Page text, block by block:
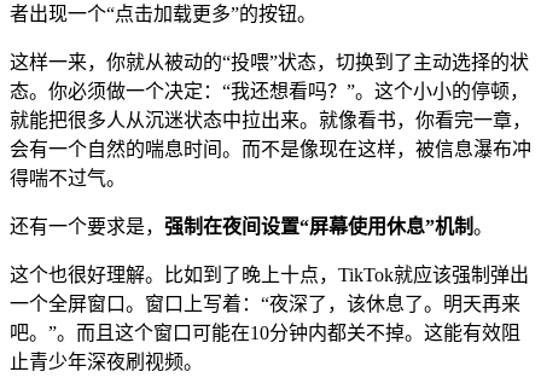
者出现一个“点击加载更多”的按钮。
这样一来，你就从被动的“投喂”状态，切换到了主动选择的状
态。你必须做一个决定：“我还想看吗？”。这个小小的停顿，
就能把很多人从沉迷状态中拉出来。就像看书，你看完一章，
会有一个自然的喘息时间。而不是像现在这样，被信息瀑布冲
得喘不过气。
还有一个要求是， 强制在夜间设置“屏幕使用休息”机制。
这个也很好理解。比如到了晚上十点，TikTok就应该强制弹出
一个全屏窗口。窗口上写着：“夜深了，该休息了。明天再来
吧。”。而且这个窗口可能在10分钟内都关不掉。这能有效阻
止青少年深夜刷视频。